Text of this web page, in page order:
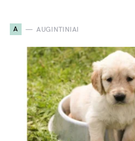
A AUGINTINIAI